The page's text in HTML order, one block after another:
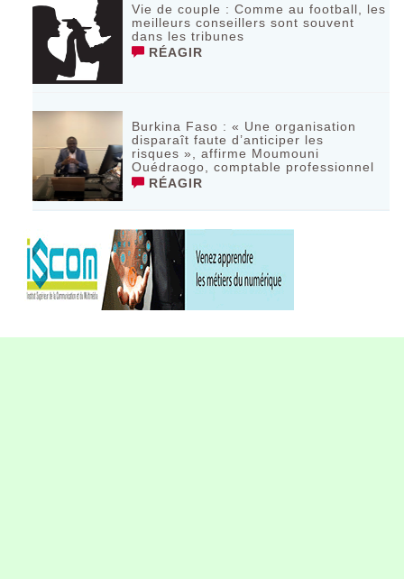
Vie de couple : Comme au football, les
meilleurs conseillers sont souvent
dans les tribunes
RÉAGIR
Burkina Faso : « Une organisation
disparaît faute d’anticiper les
risques », affirme Moumouni
Ouédraogo, comptable professionnel
RÉAGIR